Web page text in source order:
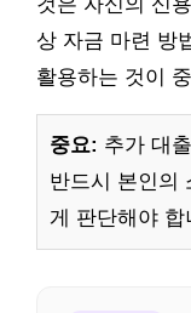
것은 자신의 신
상 자금 마련 방
활용하는 것이
중요: 추가 대
반드시 본인의
게 판단해야 합